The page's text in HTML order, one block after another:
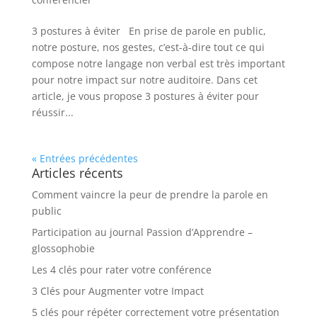
3 postures à éviter En prise de parole en public,
notre posture, nos gestes, c’est-à-dire tout ce qui
compose notre langage non verbal est très important
pour notre impact sur notre auditoire. Dans cet
article, je vous propose 3 postures à éviter pour
réussir...
« Entrées précédentes
Articles récents
Comment vaincre la peur de prendre la parole en
public
Participation au journal Passion d’Apprendre –
glossophobie
Les 4 clés pour rater votre conférence
3 Clés pour Augmenter votre Impact
5 clés pour répéter correctement votre présentation